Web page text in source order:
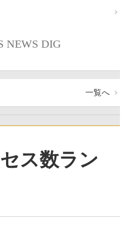
NEWS DIG
一覧へ
ス数ラン